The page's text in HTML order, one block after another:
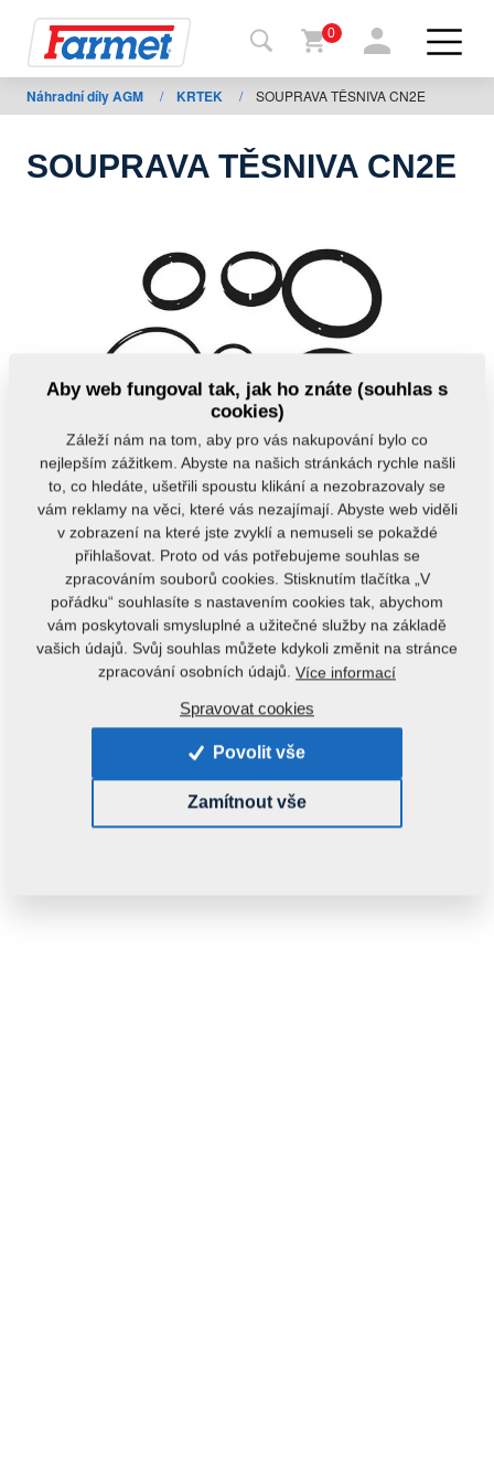
Zpět
na
stažení
0
Náhradní díly AGM / KRTEK / SOUPRAVA TĚSNIVA CN2E
SOUPRAVA TĚSNIVA CN2E
Kód produktu: m06208
Tento díl je použitelný i pro následující stroje:
0,2000 kg
Aby web fungoval tak, jak ho znáte (souhlas s
cookies)
Záleží nám na tom, aby pro vás nakupování bylo co
nejlepším zážitkem. Abyste na našich stránkách rychle našli
to, co hledáte, ušetřili spoustu klikání a nezobrazovaly se
vám reklamy na věci, které vás nezajímají. Abyste web viděli
v zobrazení na které jste zvyklí a nemuseli se pokaždé
přihlašovat. Proto od vás potřebujeme souhlas se
zpracováním souborů cookies. Stisknutím tlačítka „V
pořádku“ souhlasíte s nastavením cookies tak, abychom
vám poskytovali smysluplné a užitečné služby na základě
vašich údajů. Svůj souhlas můžete kdykoli změnit na stránce
zpracování osobních údajů. Více informací
Spravovat cookies
Povolit vše
Zamítnout vše